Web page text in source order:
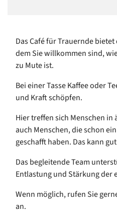
Das Café für Trauernde
dem Sie willkommen sind,
zu Mute ist.
Bei einer Tasse Kaffee oder
und Kraft schöpfen.
Hier treffen sich Menschen
auch Menschen, die schon
geschafft haben. Das kann
Das begleitende Team
Entlastung und Stärkung der
Wenn möglich, rufen Sie
an.